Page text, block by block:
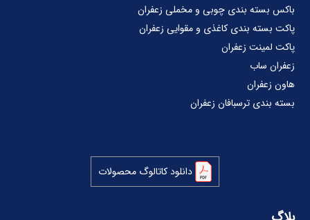
باکس بسته بندی چوبی و مخملی زعفران
پاکت بسته بندی کاغذی و مقوایی زعفران
پاکت لمینت زعفران
زعفران ساب
هاون زعفران
بسته بندی ترسبافان زعفران
دانلود کاتالوگ محصولات